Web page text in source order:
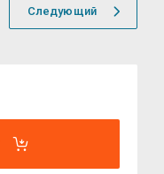
Следующий